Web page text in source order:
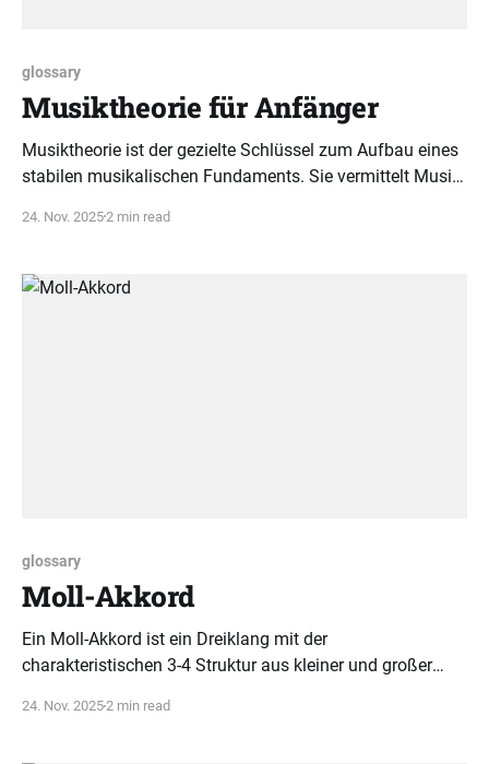
glossary
Musiktheorie für Anfänger
Musiktheorie ist der gezielte Schlüssel zum Aufbau eines
stabilen musikalischen Fundaments. Sie vermittelt Musik
Lernen.
24. Nov. 20252 min read
glossary
Moll-Akkord
Ein Moll-Akkord ist ein Dreiklang mit der
charakteristischen 3-4 Struktur aus kleiner und großer
erleichtert das musikalische Verständnis.
24. Nov. 20252 min read